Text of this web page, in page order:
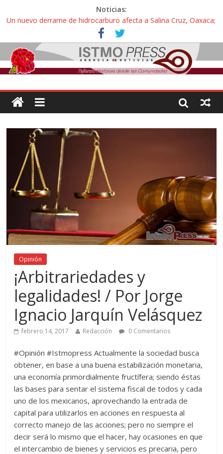
Noticias:
Un nuevo derrame de hidrocarburo afecta a Salina Cruz, Oaxaca;
ahora pescadores de Salinas del Marqués denuncian daños de
Pemex
Ángel, el joven autista expulsado por la Universidad Bienestar de
Ixtepec, Oaxaca vuelve a las aulas tras amparo
Familiares de periodista Alejandro Leyva se reúnen con titular de
intelectuales de su asesinato
Alertan pescadores de Juchitán, Oaxaca de nuevo despojo de su
Pescadores y comuneros ikoots detienen la extracción ilegal de
material pétreo de gravera Oyamel
Opinión
¡Arbitrariedades y
legalidades! / Por Jorge
Ignacio Jarquín Velásquez
febrero 14, 2017 Redacción 0 Comentarios
#Opinión #Istmopress Actualmente la sociedad busca
obtener, en base a una buena estabilización monetaria,
una economía primordialmente fructífera; siendo éstas
las bases para sentar el sistema fiscal de todos y cada
uno de los mexicanos, aprovechando la entrada de
capital para utilizarlos en acciones en respuesta al
correcto manejo de las acciones; pero no siempre el
decir será lo mismo que el hacer, hay ocasiones en que
el intercambio de bienes y servicios es precaria, pero